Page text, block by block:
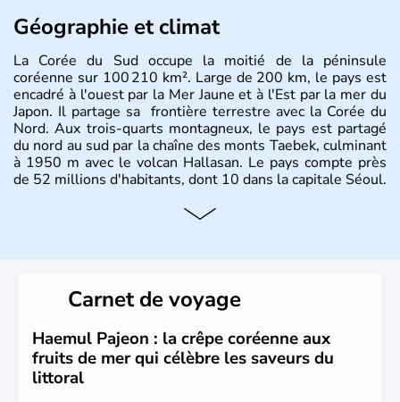
Géographie et climat
La Corée du Sud occupe la moitié de la péninsule
coréenne sur 100 210 km². Large de 200 km, le pays est
encadré à l'ouest par la Mer Jaune et à l'Est par la mer du
Japon. Il partage sa frontière terrestre avec la Corée du
Nord. Aux trois-quarts montagneux, le pays est partagé
du nord au sud par la chaîne des monts Taebek, culminant
à 1950 m avec le volcan Hallasan. Le pays compte près
de 52 millions d'habitants, dont 10 dans la capitale Séoul.
Histoire et administration
christianisme et le bouddhisme en sont les deux
principales religions. Ce pays partage sa culture avec la
Corée du Nord. Les Jeux Olympiques s’y sont déroulés en
1988, de même que la Coupe du Monde de football en
2002, en collaboration avec le Japon.
Carnet de voyage
Haemul Pajeon : la crêpe coréenne aux
fruits de mer qui célèbre les saveurs du
littoral